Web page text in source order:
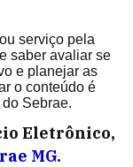
serviço pela
saber avaliar se
e planejar as
o conteúdo é
Sebrae.
Eletrônico,
MG.